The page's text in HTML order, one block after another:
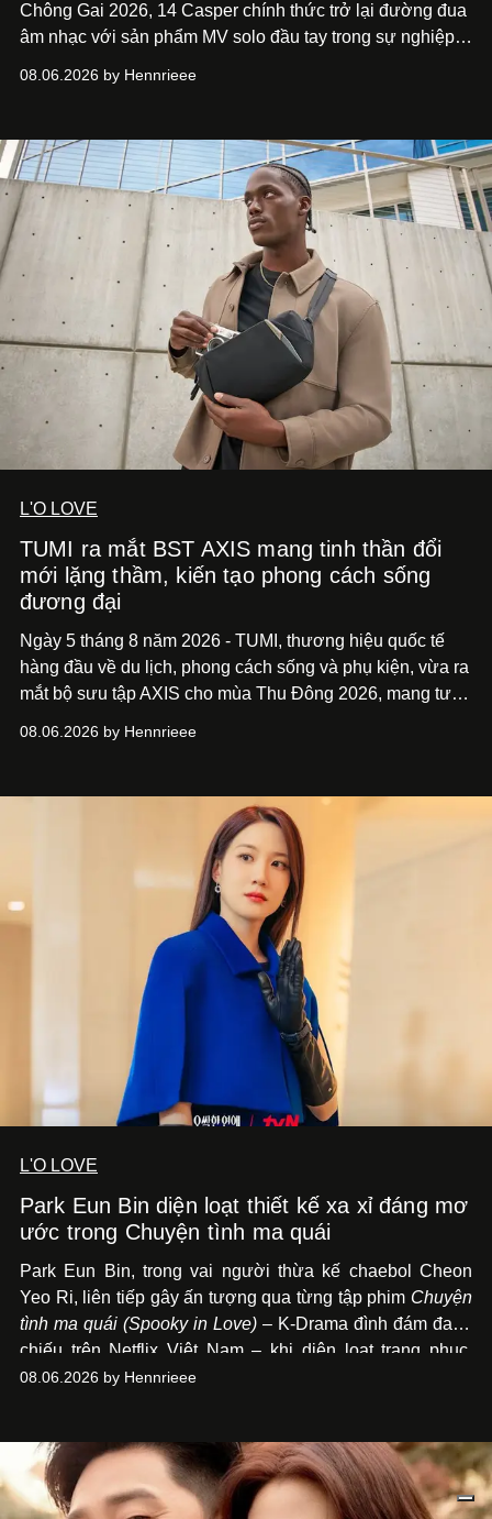
Chông Gai 2026, 14 Casper chính thức trở lại đường đua
âm nhạc với sản phẩm MV solo đầu tay trong sự nghiệp -
bước chuyển mình của 14 Casper sau chương trình, mà
của nam nghệ sĩ khi lần đầu tiên anh trình làng một MV
solo được đầu tư toàn diện từ sáng tác, sản xuất, trình
diễn đến hình ảnh.
08.06.2026 by Hennrieee
L'O LOVE
TUMI ra mắt BST AXIS mang tinh thần đổi
mới lặng thầm, kiến tạo phong cách sống
đương đại
Ngày 5 tháng 8 năm 2026 - TUMI, thương hiệu quốc tế
hàng đầu về du lịch, phong cách sống và phụ kiện, vừa ra
mắt bộ sưu tập AXIS cho mùa Thu Đông 2026, mang tư
và phong cách sống hiện đại bằng thiết kế sắc nét, chuẩn
08.06.2026 by Hennrieee
L'O LOVE
Park Eun Bin diện loạt thiết kế xa xỉ đáng mơ
ước trong Chuyện tình ma quái
Park Eun Bin, trong vai người thừa kế chaebol Cheon
Yeo Ri, liên tiếp gây ấn tượng qua từng tập phim Chuyện
tình ma quái (Spooky in Love) – K-Drama đình đám đang
chiếu trên Netflix Việt Nam – khi diện loạt trang phục,
đồng hồ & trang sức xa xỉ tương xứng với địa vị trên màn
08.06.2026 by Hennrieee